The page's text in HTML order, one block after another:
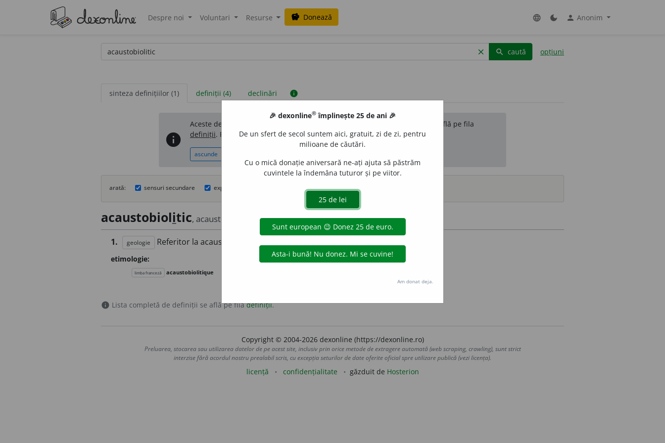
Despre noi Voluntari Resurse savings Donează language dark_mode person Anonim
clear search caută opțiuni
sinteza definițiilor (1) definiții (4) declinări info
info
Aceste definiții sunt compilate de echipa dexonline. Definițiile originale se află pe fila
definiții. Puteți reordona filele pe pagina depreferințe.
ascunde
arată: sensuri secundare expresii surse
acaustobiolitic, acaustobiol adjectiv
1. geologie Referitor la acaustobiolit.
etimologie:
limba franceză acaustobiolitique
info Lista completă de definiții se află pe filadefiniții.
Copyright © 2004-2026 dexonline (https://dexonline.ro)
Preluarea, stocarea sau utilizarea datelor de pe acest site, inclusiv prin orice metode de extragere automată (web scraping, crawling), sunt strict
interzise fără acordul nostru prealabil scris, cu excepția seturilor de date oferite oficial spre utilizare publică (vezi licența).
licență confidențialitate găzduit de Hosterion
🎉 dexonline® împlinește 25 de ani 🎉
De un sfert de secol suntem aici, gratuit, zi de zi, pentru
milioane de căutări.
Cu o mică donație aniversară ne-ați ajuta să păstrăm
cuvintele la îndemâna tuturor și pe viitor.
Am donat deja.